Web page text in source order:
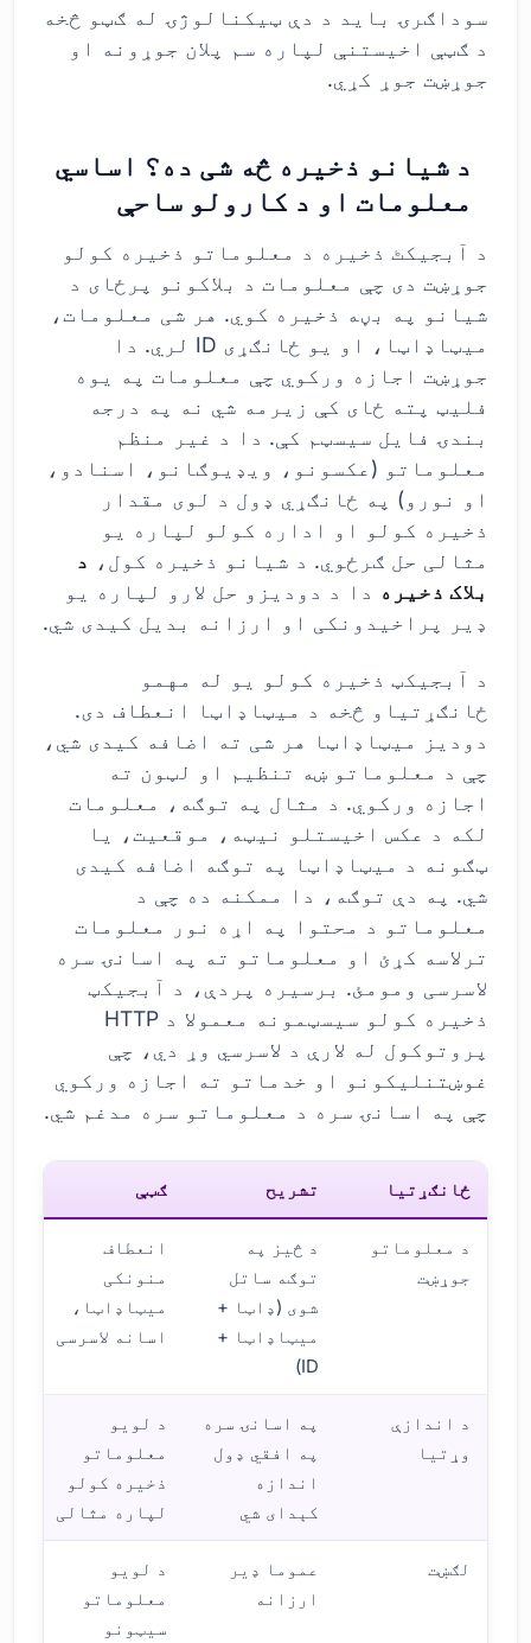
سوداګرۍ باید د دې ټیکنالوژۍ له ګټو څخه
د ګټې اخیستنې لپاره سم پلان جوړونه او
جوړښت جوړ کړي.
د شیانو ذخیره څه شی ده؟ اساسي
معلومات او د کارولو ساحې
د آبجیکٹ ذخیره د معلوماتو ذخیره کولو
جوړښت دی چې معلومات د بلاکونو پرځای د
شیانو په بڼه ذخیره کوي. هر شی معلومات،
میټاډاټا، او یو ځانګړی ID لري. دا
جوړښت اجازه ورکوي چې معلومات په یوه
فلیټ پته ځای کې زیرمه شي نه په درجه
بندۍ فایل سیسټم کې. دا د غیر منظم
معلوماتو (عکسونو، ویډیوګانو، اسنادو،
او نورو) په ځانګړي ډول د لوی مقدار
ذخیره کولو او اداره کولو لپاره یو
مثالی حل ګرځوي. د شیانو ذخیره کول، د
بلاک ذخیره دا د دودیزو حل لارو لپاره یو
ډیر پراخیدونکی او ارزانه بدیل کیدی شي.
د آبجیکټ ذخیره کولو یو له مهمو
ځانګړتیاو څخه د میټاډاټا انعطاف دی.
دودیز میټاډاټا هر شی ته اضافه کیدی شي،
چې د معلوماتو ښه تنظیم او لټون ته
اجازه ورکوي. د مثال په توګه، معلومات
لکه د عکس اخیستلو نیټه، موقعیت، یا
ټګونه د میټاډاټا په توګه اضافه کیدی
شي. په دې توګه، دا ممکنه ده چې د
معلوماتو د محتوا په اړه نور معلومات
ترلاسه کړئ او معلوماتو ته په اسانۍ سره
لاسرسی ومومئ. برسیره پردې، د آبجیکټ
ذخیره کولو سیسټمونه معمولا د HTTP
پروتوکول له لارې د لاسرسي وړ دي، چې
غوښتنلیکونو او خدماتو ته اجازه ورکوي
چې په اسانۍ سره د معلوماتو سره مدغم شي.
ځانګړتیا تشریح ګټې
د معلوماتو
جوړښت
د څیز په
توګه ساتل
شوی (ډاټا +
میټاډاټا +
ID)
انعطاف
منونکی
میټاډاټا،
اسانه لاسرسی
د اندازې
وړتیا
په اسانۍ سره
په افقي ډول
اندازه
کېدای شي
د لویو
معلوماتو
ذخیره کولو
لپاره مثالی
لګښت
عموما ډیر
ارزانه
د لویو
معلوماتو
سیټونو